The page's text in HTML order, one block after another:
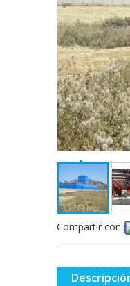
Compartir con: